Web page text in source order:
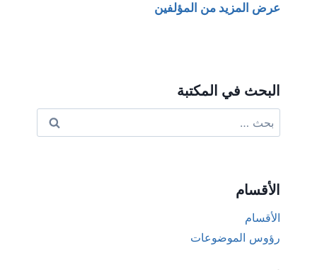
عرض المزيد من المؤلفين
البحث في المكتبة
عن:
الأقسام
الأقسام
رؤوس الموضوعات